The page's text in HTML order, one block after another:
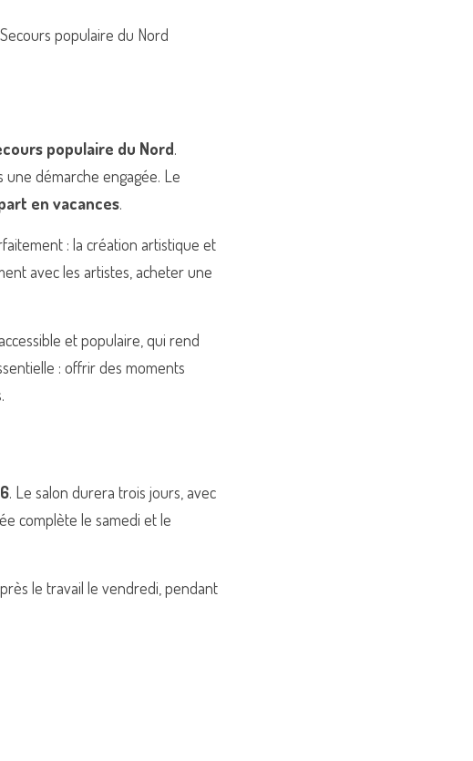
populaire du Nord
populaire du Nord.
démarche engagée. Le
en vacances.
: la création artistique et
avec les artistes, acheter une
et populaire, qui rend
: offrir des moments
. Le salon durera trois jours, avec
complète le samedi et le
le travail le vendredi, pendant